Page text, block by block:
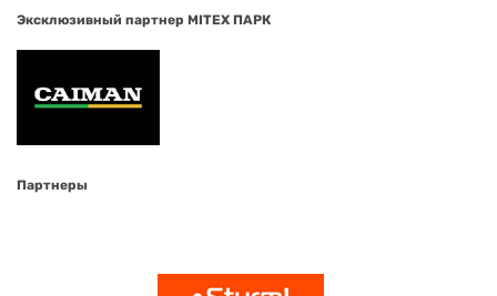
Эксклюзивный партнер MITEX ПАРК
Партнеры